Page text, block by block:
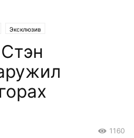
Эксклюзив
1160